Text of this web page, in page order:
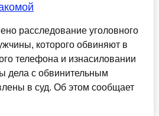
расследование уголовного
которого обвиняют в
телефона и изнасиловании
дела с обвинительным
в суд. Об этом сообщает